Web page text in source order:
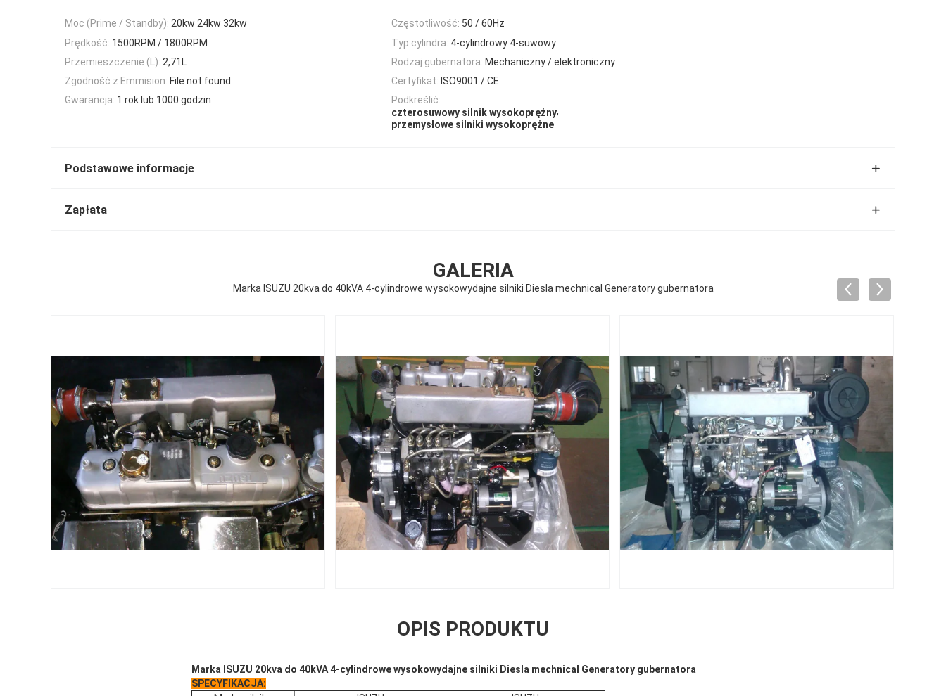
Moc (Prime / Standby): 20kw 24kw 32kw Częstotliwość: 50 / 60Hz
Prędkość: 1500RPM / 1800RPM Typ cylindra: 4-cylindrowy 4-suwowy
Przemieszczenie (L): 2,71L Rodzaj gubernatora: Mechaniczny / elektroniczny
Zgodność z Emmision: File not found. Certyfikat: ISO9001 / CE
Gwarancja: 1 rok lub 1000 godzin
Podkreślić:
czterosuwowy silnik wysokoprężny,
przemysłowe silniki wysokoprężne
Podstawowe informacje
Zapłata
GALERIA
Marka ISUZU 20kva do 40kVA 4-cylindrowe wysokowydajne silniki Diesla mechnical Generatory gubernatora
OPIS PRODUKTU
Marka ISUZU 20kva do 40kVA 4-cylindrowe wysokowydajne silniki Diesla mechnical Generatory gubernatora
SPECYFIKACJA: